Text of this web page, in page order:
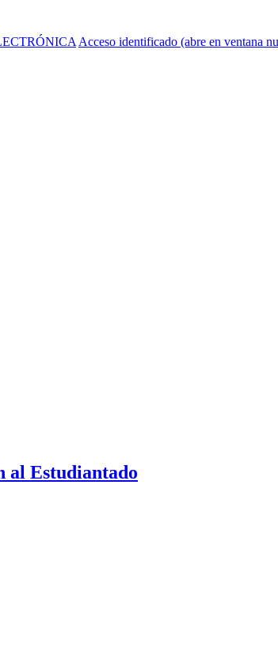
Acceso identificado (abre en ventana
al Estudiantado